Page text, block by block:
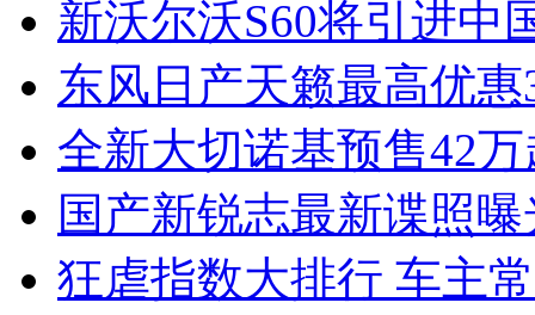
新沃尔沃S60将引进中
东风日产天籁最高优
全新大切诺基预售42
国产新锐志最新谍照
狂虐指数大排行 车主